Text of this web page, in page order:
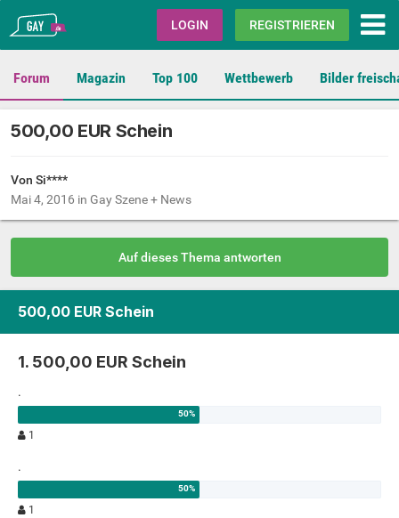
Gay.de LOGIN REGISTRIEREN
Forum Magazin Top 100 Wettbewerb Bilder
500,00 EUR Schein
Von Si****
Mai 4, 2016 in Gay Szene + News
Auf dieses Thema antworten
500,00 EUR Schein
1. 500,00 EUR Schein
.
1
.
1